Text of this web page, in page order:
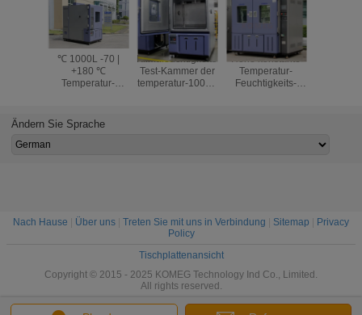
℃ 1000L -70 |
+180 ℃
Temperatur-
Metalle, Nahrung,
Chemikalien
Klimafeuchtigkeits-
Test-Kammer der
temperatur-1000L
Hohe konstante
Temperatur-
Feuchtigkeits-
Ändern Sie Sprache
Nach Hause Über uns Treten Sie mit uns in Verbindung Sitemap
Privacy
Policy
Tischplattenansicht
Copyright © 2015 - 2025 KOMEG Technology Ind Co., Limited.
All rights reserved.